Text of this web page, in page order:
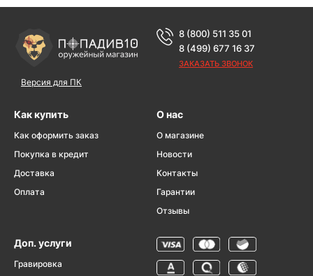
Версия для ПК
8 (800) 511 35 01
8 (499) 677 16 37
ЗАКАЗАТЬ ЗВОНОК
Как купить
Как оформить заказ
Покупка в кредит
Доставка
Оплата
О нас
О магазине
Новости
Контакты
Гарантии
Отзывы
Доп. услуги
Гравировка